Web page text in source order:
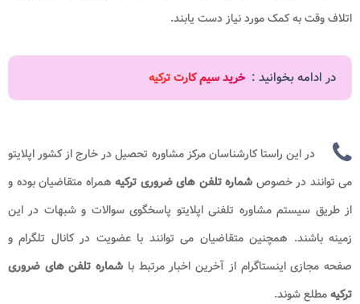
اتلاف وقت به کمک مورد نیاز دست یابند.
در ادامه بخوانید : خرید سیم کارت ترکیه
در این راستا کارشناسان مرکز مشاوره تحصیل در خارج از کشور اپلایتو
می توانند در خصوص شماره تلفن های ضروری ترکیه همراه متقاضیان بوده و
از طریق سیستم مشاوره تلفنی اپلایتو پاسخگوی سوالات و شبهات در این
زمینه باشند. همچنین متقاضیان می توانند با عضویت در کانال تلگرام و
صفحه مجازی اینستاگرام از آخرین اخبار مرتبط با شماره تلفن های ضروری
ترکیهمطلع شوند.